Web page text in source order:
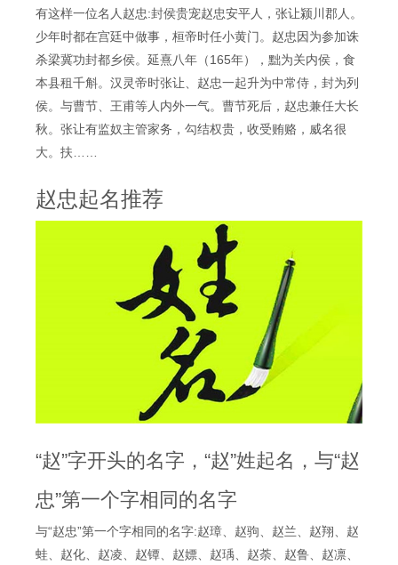
有这样一位名人赵忠:封侯贵宠赵忠安平人，张让颍川郡人。
少年时都在宫廷中做事，桓帝时任小黄门。赵忠因为参加诛
杀梁冀功封都乡侯。延熹八年（165年），黜为关内侯，食
本县租千斛。汉灵帝时张让、赵忠一起升为中常侍，封为列
侯。与曹节、王甫等人内外一气。曹节死后，赵忠兼任大长
秋。张让有监奴主管家务，勾结权贵，收受贿赂，威名很
大。扶……
赵忠起名推荐
“赵”字开头的名字，“赵”姓起名，与“赵
忠”第一个字相同的名字
与“赵忠”第一个字相同的名字:赵璋、赵驹、赵兰、赵翔、赵
蛙、赵化、赵凌、赵镡、赵嫖、赵瑀、赵荼、赵鲁、赵凛、